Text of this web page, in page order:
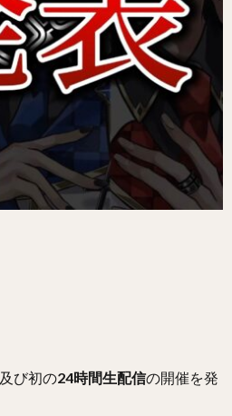
及び初の24時間生配信の開催を発